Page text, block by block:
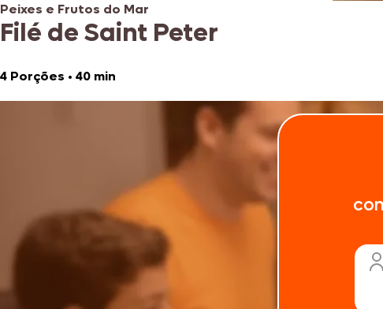
Peixes e Frutos do Mar
Filé de Saint Peter
4 Porções • 40 min